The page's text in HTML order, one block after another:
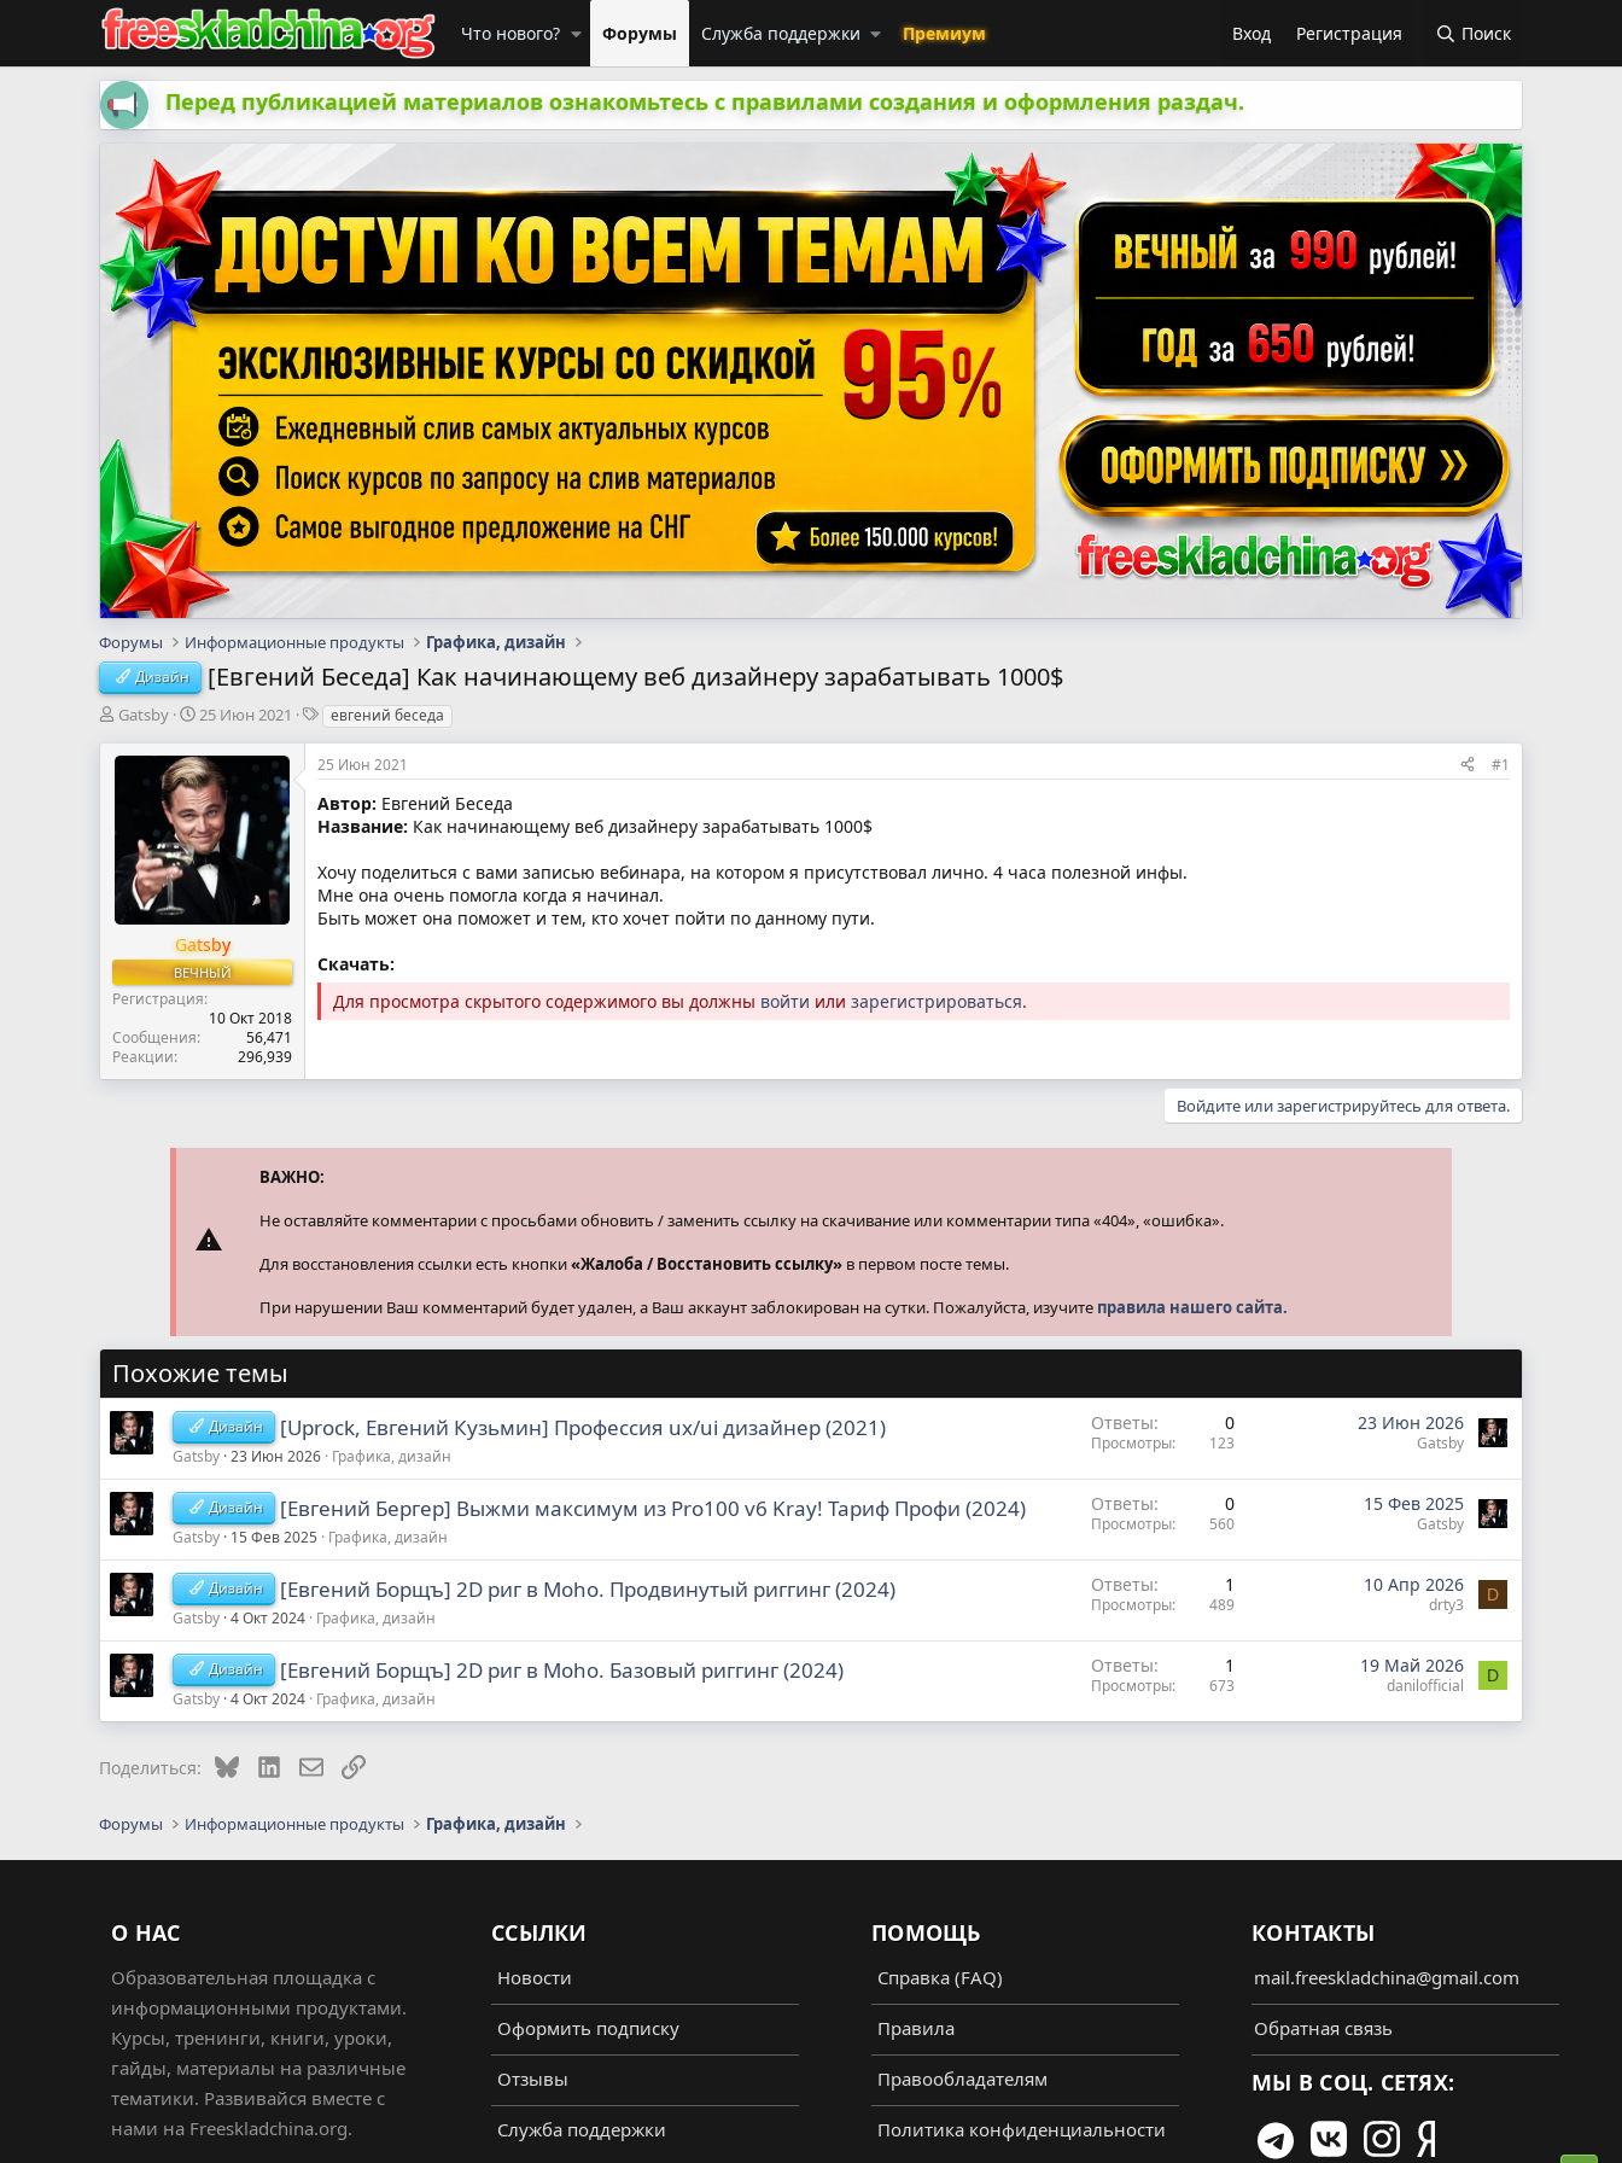
Что нового? Форумы Служба поддержки Премиум Вход Регистрация Поиск
Перед публикацией материалов ознакомьтесь с правилами создания и оформления раздач.
Форумы Информационные продукты Графика, дизайн
Дизайн [Евгений Беседа] Как начинающему веб дизайнеру зарабатывать 1000$
А
т
м
Gatsby
Д
т
а
н
а
ч
а
л
25 Июн 2021
Т
г
и
евгений беседа
Gatsby
ВЕЧНЫЙ
Регистрация
10 Окт 2018
Сообщения
56,471
Реакции
296,939
25 Июн 2021 #1
Автор: Евгений Беседа
Название: Как начинающему веб дизайнеру зарабатывать 1000$
Хочу поделиться с вами записью вебинара, на котором я присутствовал лично. 4 часа полезной инфы.
Мне она очень помогла когда я начинал.
Быть может она поможет и тем, кто хочет пойти по данному пути.
Скачать:
Для просмотра скрытого содержимого вы должны войти или зарегистрироваться.
Войдите или зарегистрируйтесь для ответа.
ВАЖНО:
Не оставляйте комментарии с просьбами обновить / заменить ссылку на скачивание или комментарии типа «404», «ошибка».
Для восстановления ссылки есть кнопки«Жалоба / Восстановить ссылку» в первом посте темы.
При нарушении Ваш комментарий будет удален, а Ваш аккаунт заблокирован на сутки. Пожалуйста, изучите правила нашего сайта.
Похожие темы
Дизайн [Uprock, Евгений Кузьмин] Профессия ux/ui дизайнер (2021)
Gatsby 23 Июн 2026 Графика, дизайн
Ответы 0
Просмотры 123
23 Июн 2026
Gatsby
Дизайн [Евгений Бергер] Выжми максимум из Pro100 v6 Kray! Тариф Профи (2024)
Gatsby 15 Фев 2025 Графика, дизайн
Ответы 0
Просмотры 560
15 Фев 2025
Gatsby
Дизайн [Евгений Борщъ] 2D риг в Moho. Продвинутый риггинг (2024)
Gatsby 4 Окт 2024 Графика, дизайн
Ответы 1
Просмотры 489
10 Апр 2026
drty3 D
Дизайн [Евгений Борщъ] 2D риг в Moho. Базовый риггинг (2024)
Gatsby 4 Окт 2024 Графика, дизайн
Ответы 1
Просмотры 673
19 Май 2026
danilofficial D
Поделиться: BlueskyLinkedInЭлектронная почта
Ссылка
Форумы Информационные продукты Графика, дизайн
О НАС
Образовательная площадка с
информационными продуктами.
Курсы, тренинги, книги, уроки,
гайды, материалы на различные
тематики. Развивайся вместе с
нами на Freeskladchina.org.
ССЫЛКИ
Новости
Оформить подписку
Отзывы
Служба поддержки
ПОМОЩЬ
Справка (FAQ)
Правила
Правообладателям
Политика конфиденциальности
КОНТАКТЫ
mail.freeskladchina@gmail.com
Обратная связь
МЫ В СОЦ. СЕТЯХ: